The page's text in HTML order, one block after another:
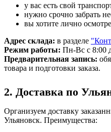
у вас есть свой
нужно срочно забрать
вы хотите лично
Адрес склада: в разделе
Режим работы: Пн-Вс с 8:00
Предварительная запись:
товара и подготовки заказа.
2. Доставка по
Организуем доставку
Ульяновск. Преимущества: